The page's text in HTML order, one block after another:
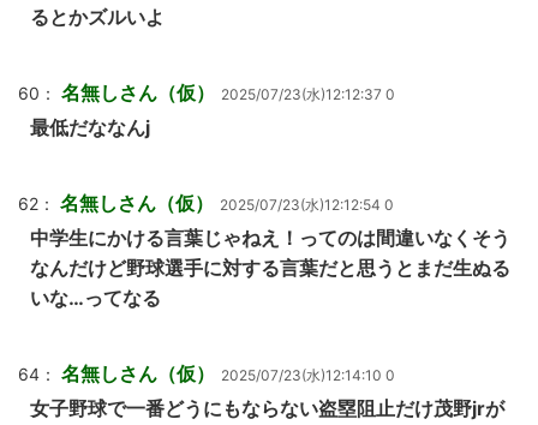
るとかズルいよ
60： 名無しさん（仮） 2025/07/23(水)12:12:37 0
最低だななんj
62： 名無しさん（仮） 2025/07/23(水)12:12:54 0
中学生にかける言葉じゃねえ！ってのは間違いなくそう
なんだけど野球選手に対する言葉だと思うとまだ生ぬる
いな…ってなる
64： 名無しさん（仮） 2025/07/23(水)12:14:10 0
女子野球で一番どうにもならない盗塁阻止だけ茂野jrが